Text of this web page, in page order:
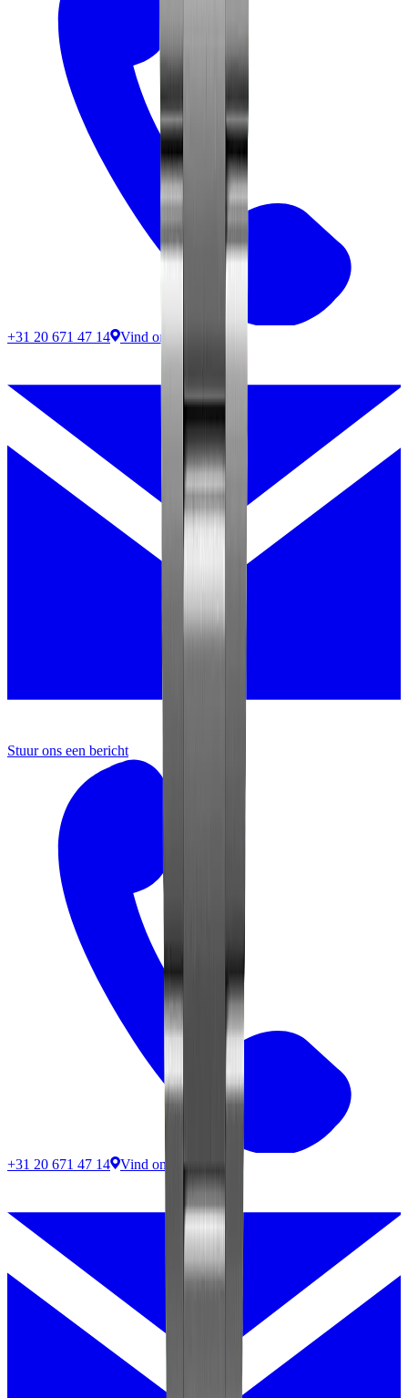
+31 20 671 47 14 Vind ons
Stuur ons een bericht
+31 20 671 47 14 Vind ons